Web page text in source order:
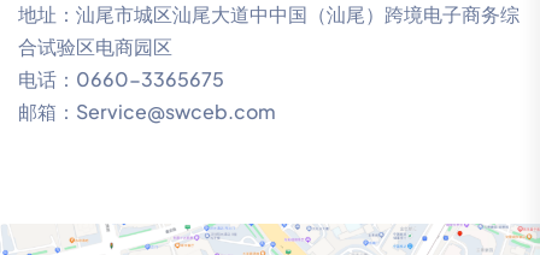
地址：汕尾市城区汕尾大道中中国（汕尾）跨境电子商务综
合试验区电商园区
电话：0660-3365675
邮箱：Service@swceb.com